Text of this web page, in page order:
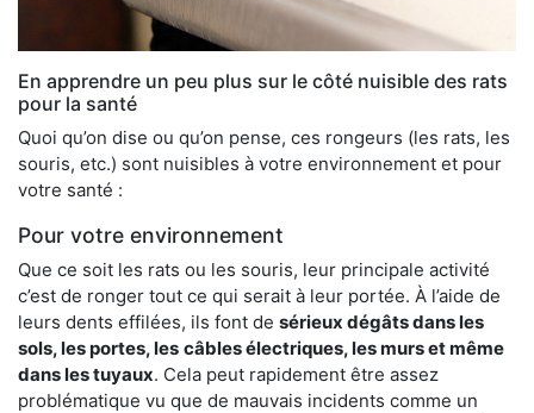
En apprendre un peu plus sur le côté nuisible des rats
pour la santé
Quoi qu’on dise ou qu’on pense, ces rongeurs (les rats, les
souris, etc.) sont nuisibles à votre environnement et pour
votre santé :
Pour votre environnement
Que ce soit les rats ou les souris, leur principale activité
c’est de ronger tout ce qui serait à leur portée. À l’aide de
leurs dents effilées, ils font de sérieux dégâts dans les
sols, les portes, les câbles électriques, les murs et même
dans les tuyaux. Cela peut rapidement être assez
problématique vu que de mauvais incidents comme un